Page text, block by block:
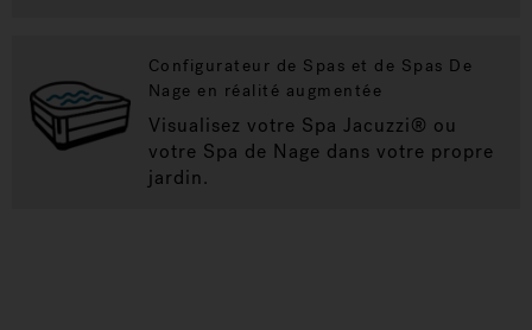
Configurateur de Spas et de Spas De
Nage en réalité augmentée
Visualisez votre Spa Jacuzzi® ou
votre Spa de Nage dans votre propre
jardin.